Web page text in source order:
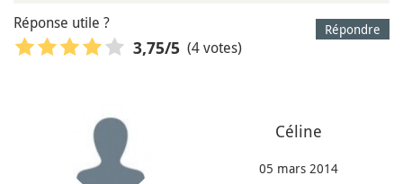
Répondre
Réponse utile ?
3,75/5 (4 votes)
Céline
05 mars 2014